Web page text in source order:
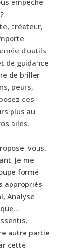
créateur,
d’outils
de guidance
de briller
peurs,
des
plus au
ailes.
vous,
Je me
formé
appropriés
Analyse
autre partie
cette